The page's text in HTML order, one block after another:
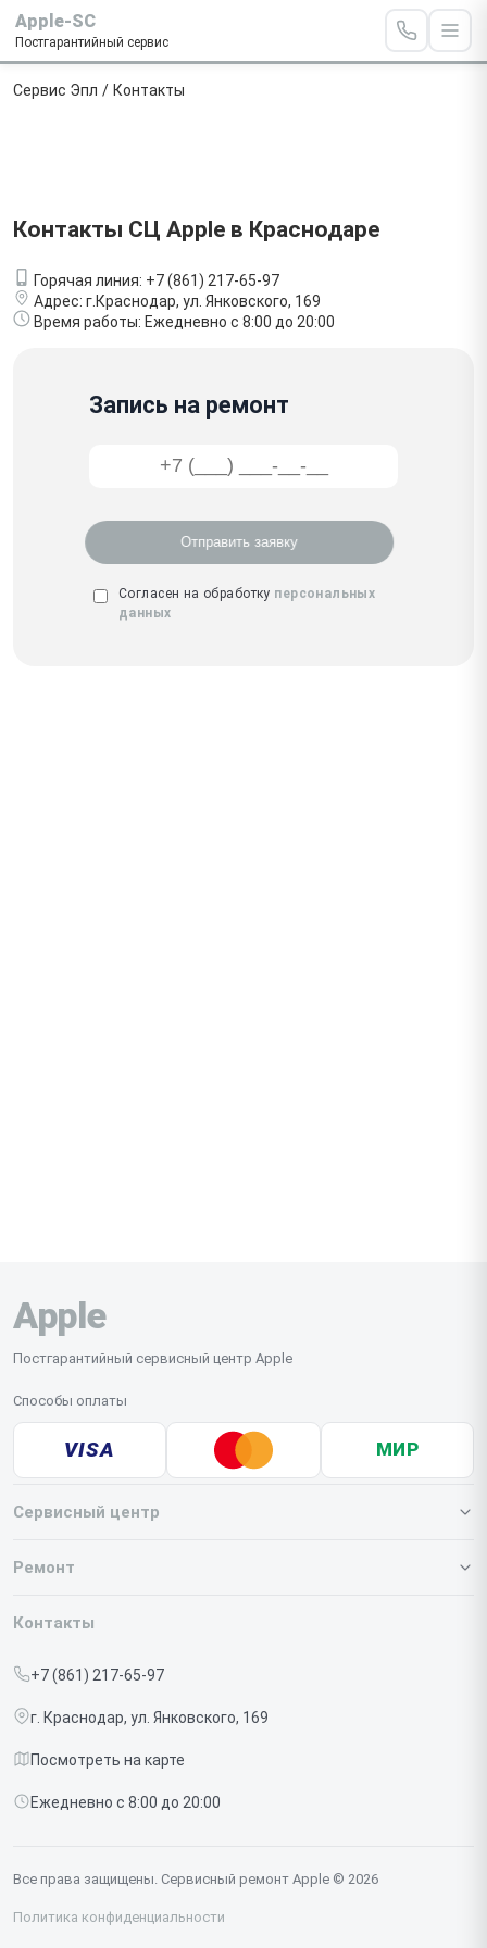
Apple-SC
Постгарантийный сервис
Сервис Эпл / Контакты
Контакты СЦ Apple в Краснодаре
Горячая линия: +7 (861) 217-65-97
Адрес: г.Краснодар, ул. Янковского, 169
Время работы: Ежедневно с 8:00 до 20:00
Запись на ремонт
Отправить заявку
Согласен на обработку персональных
данных
Apple
Постгарантийный сервисный центр Apple
Способы оплаты
VISA МИР
Сервисный центр
О нашем сервисе
Срочный ремонт
Доставка и способы оплаты
Диагностика
Контакты
Ремонт
Iphone
Studio Display
Контакты
+7 (861) 217-65-97
г. Краснодар, ул. Янковского, 169
Посмотреть на карте
Ежедневно с 8:00 до 20:00
Все права защищены. Сервисный ремонт Apple © 2026
Политика конфиденциальности